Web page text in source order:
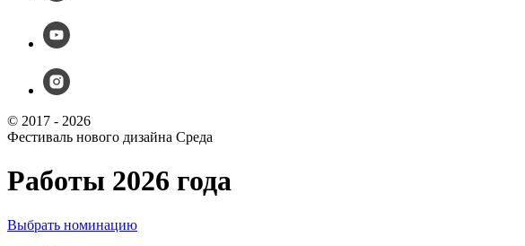
© 2017 - 2026
Фестиваль нового дизайна Среда
Работы 2026 года
Выбрать номинацию